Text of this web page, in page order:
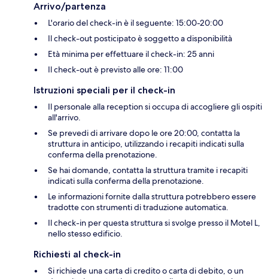
Arrivo/partenza
L'orario del check-in è il seguente: 15:00-20:00
Il check-out posticipato è soggetto a disponibilità
Età minima per effettuare il check-in: 25 anni
Il check-out è previsto alle ore: 11:00
Istruzioni speciali per il check-in
Il personale alla reception si occupa di accogliere gli ospiti
all'arrivo.
Se prevedi di arrivare dopo le ore 20:00, contatta la
struttura in anticipo, utilizzando i recapiti indicati sulla
conferma della prenotazione.
Se hai domande, contatta la struttura tramite i recapiti
indicati sulla conferma della prenotazione.
Le informazioni fornite dalla struttura potrebbero essere
tradotte con strumenti di traduzione automatica.
Il check-in per questa struttura si svolge presso il Motel L,
nello stesso edificio.
Richiesti al check-in
Si richiede una carta di credito o carta di debito, o un